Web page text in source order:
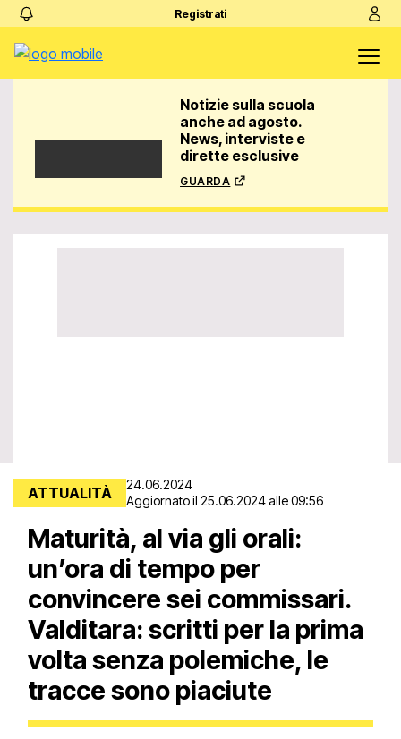
Registrati
Notizie sulla scuola
anche ad agosto.
News, interviste e
dirette esclusive
guarda
ATTUALITÀ
24.06.2024
Aggiornato il 25.06.2024 alle 09:56
Maturità, al via gli orali:
un’ora di tempo per
convincere sei commissari.
Valditara: scritti per la prima
volta senza polemiche, le
tracce sono piaciute